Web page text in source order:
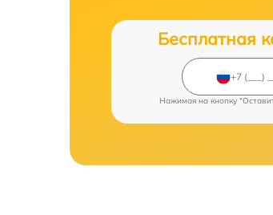
Бесплатная
Нажимая на кнопку